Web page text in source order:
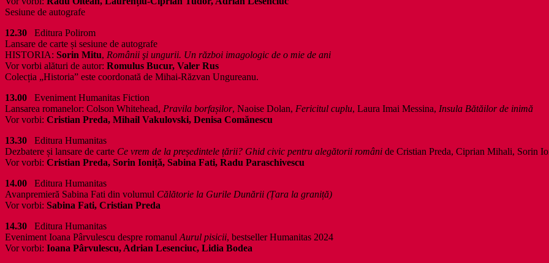
Sesiune de autografe
12.30 Editura Polirom
Lansare de carte și sesiune de autografe
HISTORIA: Sorin Mitu, Românii şi ungurii. Un război imagologic de o mie de ani
Vor vorbi alături de autor: Romulus Bucur, Valer Rus
Colecția „Historia” este coordonată de Mihai-Răzvan Ungureanu.
13.00 Eveniment Humanitas Fiction
Lansarea romanelor: Colson Whitehead, Pravila borfașilor, Naoise Dolan, Fericitul cuplu, Laura Imai Messina, Insula Bătăilor de inimă
Vor vorbi: Cristian Preda, Mihail Vakulovski, Denisa Comănescu
13.30 Editura Humanitas
Dezbatere și lansare de carte Ce vrem de la președintele țării? Ghid civic pentru alegătorii români de Cristian Preda, Ciprian Mihali, Sorin
Vor vorbi: Cristian Preda, Sorin Ioniță, Sabina Fati, Radu Paraschivescu
14.00 Editura Humanitas
Avanpremieră Sabina Fati din volumul Călătorie la Gurile Dunării (Țara la graniță)
Vor vorbi: Sabina Fati, Cristian Preda
14.30 Editura Humanitas
Eveniment Ioana Pârvulescu despre romanul Aurul pisicii, bestseller Humanitas 2024
Vor vorbi: Ioana Pârvulescu, Adrian Lesenciuc, Lidia Bodea